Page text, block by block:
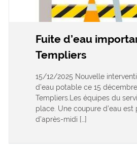
Fuite d’eau
Templiers
15/12/2025 Nouvelle
d’eau potable ce 15
Templiers.Les équipes du
place. Une coupure d’eau
d’après-midi […]